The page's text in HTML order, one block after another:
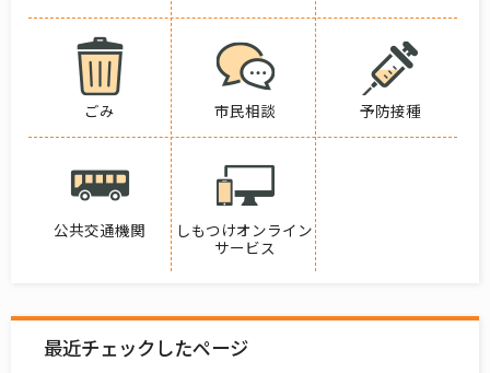
ごみ 市民相談 予防接種
公共交通機関
しもつけオンライン
サービス
最近チェックしたページ